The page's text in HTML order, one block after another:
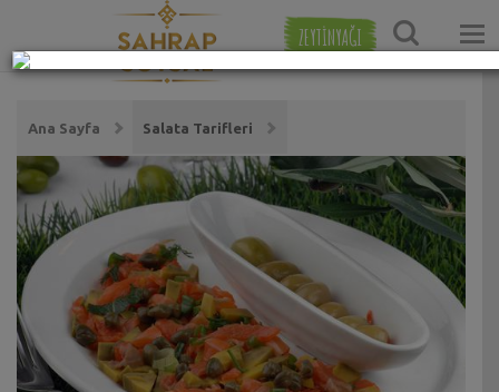
ZEYTİNYAĞI
Ana Sayfa Salata Tarifleri